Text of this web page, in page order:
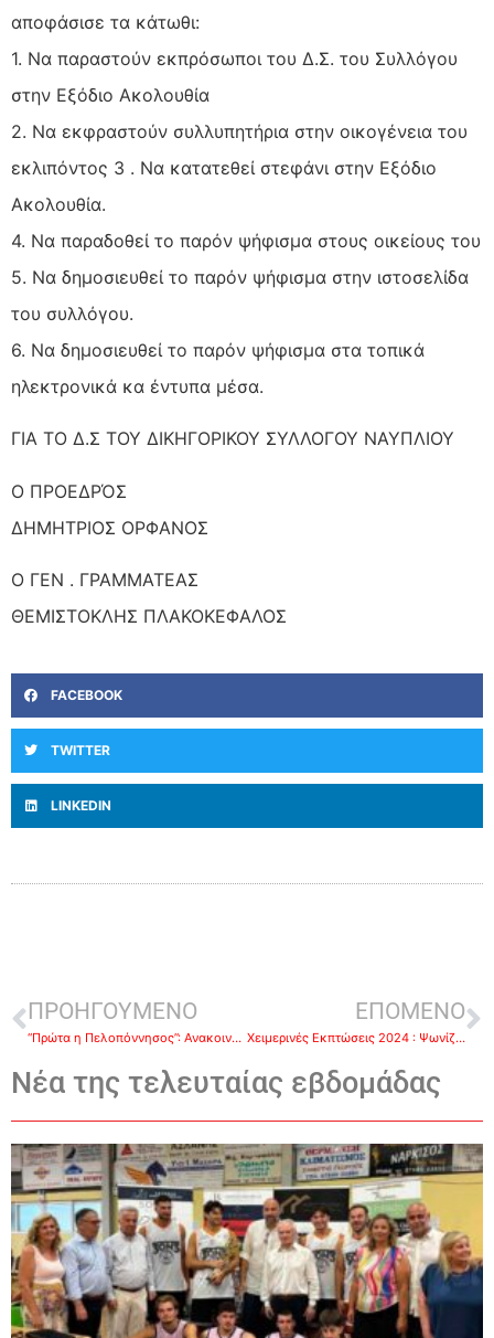
αποφάσισε τα κάτωθι:
1. Να παραστούν εκπρόσωποι του Δ.Σ. του Συλλόγου
στην Εξόδιο Ακολουθία
2. Να εκφραστούν συλλυπητήρια στην οικογένεια του
εκλιπόντος 3 . Να κατατεθεί στεφάνι στην Εξόδιο
Ακολουθία.
4. Να παραδοθεί το παρόν ψήφισμα στους οικείους του
5. Να δημοσιευθεί το παρόν ψήφισμα στην ιστοσελίδα
του συλλόγου.
6. Να δημοσιευθεί το παρόν ψήφισμα στα τοπικά
ηλεκτρονικά κα έντυπα μέσα.
ΓΙΑ ΤΟ Δ.Σ ΤΟΥ ΔΙΚΗΓΟΡΙΚΟΥ ΣΥΛΛΟΓΟΥ ΝΑΥΠΛΙΟΥ
Ο ΠΡΟΕΔΡΌΣ
ΔΗΜΗΤΡΙΟΣ ΟΡΦΑΝΟΣ
Ο ΓΕΝ . ΓΡΑΜΜΑΤΕΑΣ
ΘΕΜΙΣΤΟΚΛΗΣ ΠΛΑΚΟΚΕΦΑΛΟΣ
FACEBOOK
TWITTER
LINKEDIN
ΠΡΟΗΓΟΥΜΕΝΟ
“Πρώτα η Πελοπόννησος”: Ανακοινώσεις για την εκλογή Προεδρείου και Περιφερειακής Επιτροπής Πελοποννήσου
ΕΠΟΜΕΝΟ
Χειμερινές Εκπτώσεις 2024 : Ψωνίζουμε στη πόλη μας ! Στηρίζουμε την Τοπική Κοινωνία!
Νέα της τελευταίας εβδομάδας